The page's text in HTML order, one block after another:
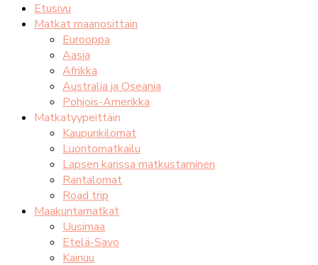
Etusivu
Matkat maanosittain
Eurooppa
Aasia
Afrikka
Australia ja Oseania
Pohjois-Amerikka
Matkatyypeittäin
Kaupunkilomat
Luontomatkailu
Lapsen kanssa matkustaminen
Rantalomat
Road trip
Maakuntamatkat
Uusimaa
Etelä-Savo
Kainuu